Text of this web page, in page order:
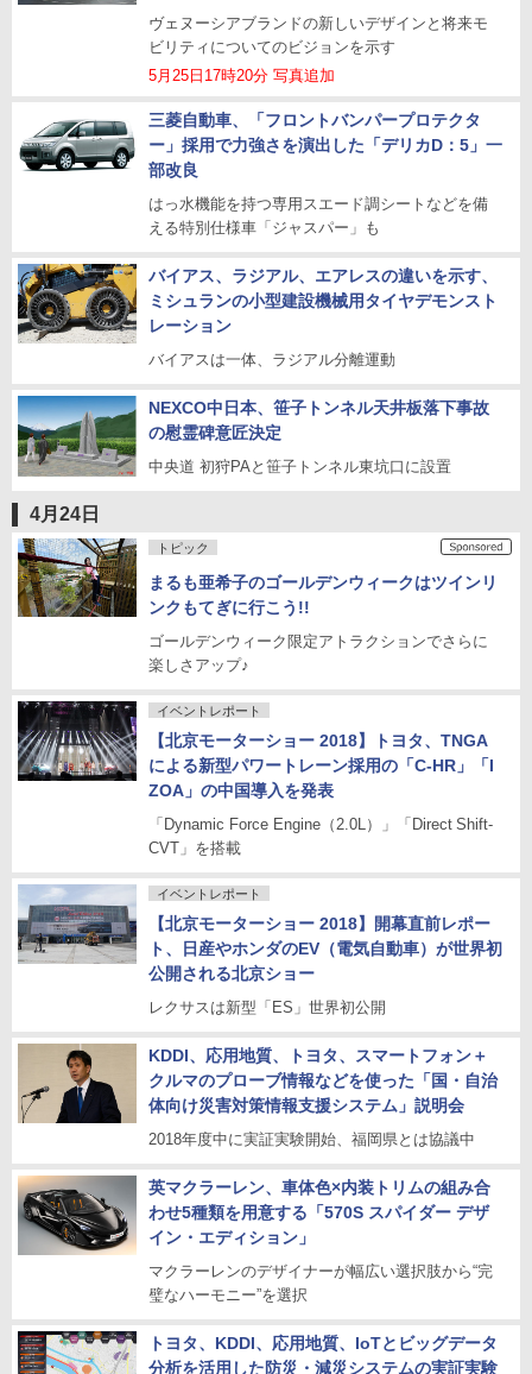
ヴェヌーシアブランドの新しいデザインと将来モ
ビリティについてのビジョンを示す
5月25日17時20分 写真追加
三菱自動車、「フロントバンパープロテクタ
ー」採用で力強さを演出した「デリカD：5」一
部改良
はっ水機能を持つ専用スエード調シートなどを備
える特別仕様車「ジャスパー」も
バイアス、ラジアル、エアレスの違いを示す、
ミシュランの小型建設機械用タイヤデモンスト
レーション
バイアスは一体、ラジアル分離運動
NEXCO中日本、笹子トンネル天井板落下事故
の慰霊碑意匠決定
中央道 初狩PAと笹子トンネル東坑口に設置
4月24日
トピック
まるも亜希子のゴールデンウィークはツインリ
ンクもてぎに行こう!!
ゴールデンウィーク限定アトラクションでさらに
楽しさアップ♪
イベントレポート
【北京モーターショー 2018】トヨタ、TNGA
による新型パワートレーン採用の「C-HR」「I
ZOA」の中国導入を発表
「Dynamic Force Engine（2.0L）」「Direct Shift-
CVT」を搭載
イベントレポート
【北京モーターショー 2018】開幕直前レポー
ト、日産やホンダのEV（電気自動車）が世界初
公開される北京ショー
レクサスは新型「ES」世界初公開
KDDI、応用地質、トヨタ、スマートフォン＋
クルマのプローブ情報などを使った「国・自治
体向け災害対策情報支援システム」説明会
2018年度中に実証実験開始、福岡県とは協議中
英マクラーレン、車体色×内装トリムの組み合
わせ5種類を用意する「570S スパイダー デザ
イン・エディション」
マクラーレンのデザイナーが幅広い選択肢から“完
璧なハーモニー”を選択
トヨタ、KDDI、応用地質、IoTとビッグデータ
分析を活用した防災・減災システムの実証実験